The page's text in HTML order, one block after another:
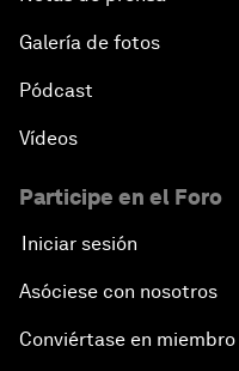
Galería de fotos
Pódcast
Vídeos
Participe en el Foro
Iniciar sesión
Asóciese con nosotros
Conviértase en miembro